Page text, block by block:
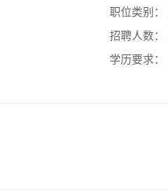
职位类别：
招聘人数：
学历要求：